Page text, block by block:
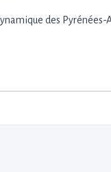
des Pyrénées-